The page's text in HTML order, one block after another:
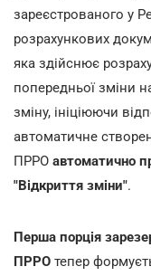
зареєстрованого у
розрахункових
яка здійснює
попередньої зміни
зміну, ініціюючи
автоматичне
ПРРО автоматично
"Відкриття зміни".
Перша порція
ПРРО тепер